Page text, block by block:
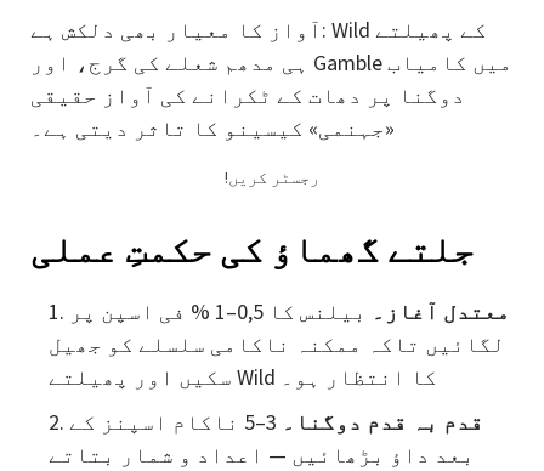
آواز کا معیار بھی دلکش ہے: Wild کے پھیلتے
ہی مدھم شعلے کی گرج، اور Gamble میں کامیاب
دوگنا پر دھات کے ٹکرانے کی آواز حقیقی
«جہنمی» کیسینو کا تاثر دیتی ہے۔
!رجسٹر کریں
جلتے گھماؤ کی حکمتِ عملی
معتدل آغاز۔
بیلنس کا 0,5–1 % فی اسپن پر
لگائیں تاکہ ممکنہ ناکامی سلسلے کو جھیل
سکیں اور پھیلتے Wild کا انتظار ہو۔
قدم بہ قدم دوگنا۔
3–5 ناکام اسپنز کے
بعد داؤ بڑھائیں — اعداد و شمار بتاتے